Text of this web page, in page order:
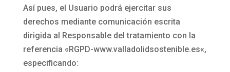
Así pues, el Usuario podrá ejercitar sus
derechos mediante comunicación escrita
dirigida al Responsable del tratamiento con la
referencia «RGPD-www.valladolidsostenible.es«,
especificando: